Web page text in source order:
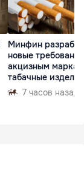
Минфин
новые
акцизным
табачные изделия
7 часов назад